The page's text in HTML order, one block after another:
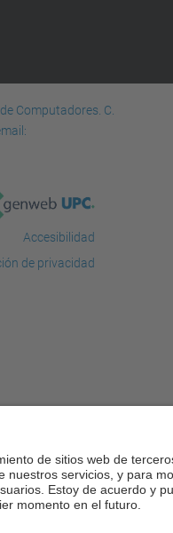
Computadores. C.
Accesibilidad
de privacidad